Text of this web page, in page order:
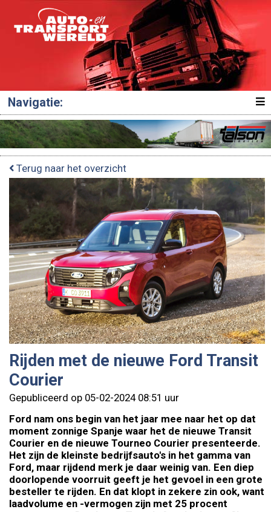
Navigatie:
Terug naar het overzicht
Rijden met de nieuwe Ford Transit
Courier
Gepubliceerd op 05-02-2024 08:51 uur
Ford nam ons begin van het jaar mee naar het op dat
moment zonnige Spanje waar het de nieuwe Transit
Courier en de nieuwe Tourneo Courier presenteerde.
Het zijn de kleinste bedrijfsauto's in het gamma van
Ford, maar rijdend merk je daar weinig van. Een diep
doorlopende voorruit geeft je het gevoel in een grote
besteller te rijden. En dat klopt in zekere zin ook, want
laadvolume en -vermogen zijn met 25 procent